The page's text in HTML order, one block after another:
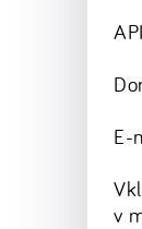
API
E-
v